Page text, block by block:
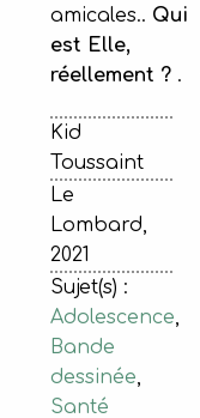
amicales.. Qui
est Elle,
réellement ? .
Kid
Toussaint
Le
Lombard,
2021
Sujet(s) :
Adolescence,
Bande
dessinée,
Santé